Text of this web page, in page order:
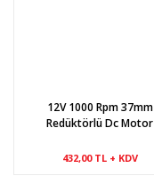
12V 1000 Rpm 37mm
Redüktörlü Dc Motor
432,00 TL + KDV